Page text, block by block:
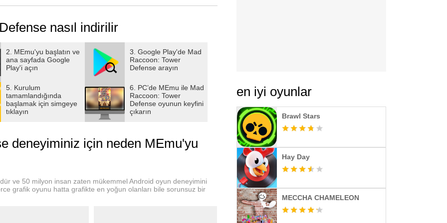
assault.
nasıl indirilir
2. MEmu'yu başlatın ve
ana sayfada Google
Play'i açın
3. Google Play'de Mad
Raccoon: Tower
Defense arayın
5. Kurulum
tamamlandığında
başlamak için simgeye
tıklayın
6. PC’de MEmu ile Mad
Raccoon: Tower
Defense oyunun keyfini
çıkarın
deneyiminiz için neden MEmu'yu
ve 50 milyon insan zaten mükemmel Android oyun deneyimini
grafik oyunu hatta grafikte en yoğun olanları bile sorunsuz bir
en iyi oyunlar
Brawl Stars
Hay Day
MECCHA CHAMELEON